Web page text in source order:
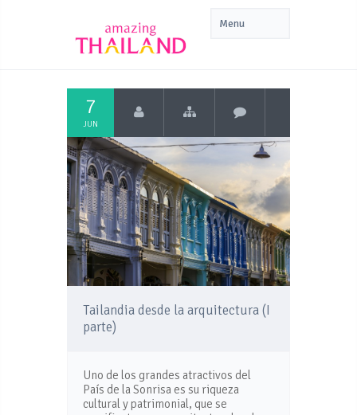
7
JUN
Tailandia desde la arquitectura (I
parte)
Uno de los grandes atractivos del
País de la Sonrisa es su riqueza
cultural y patrimonial, que se